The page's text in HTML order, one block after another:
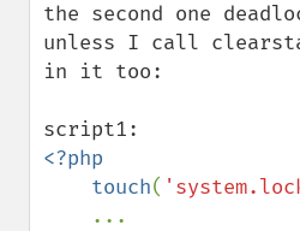
the second one
unless I call
in it too:
<?php
    touch
(